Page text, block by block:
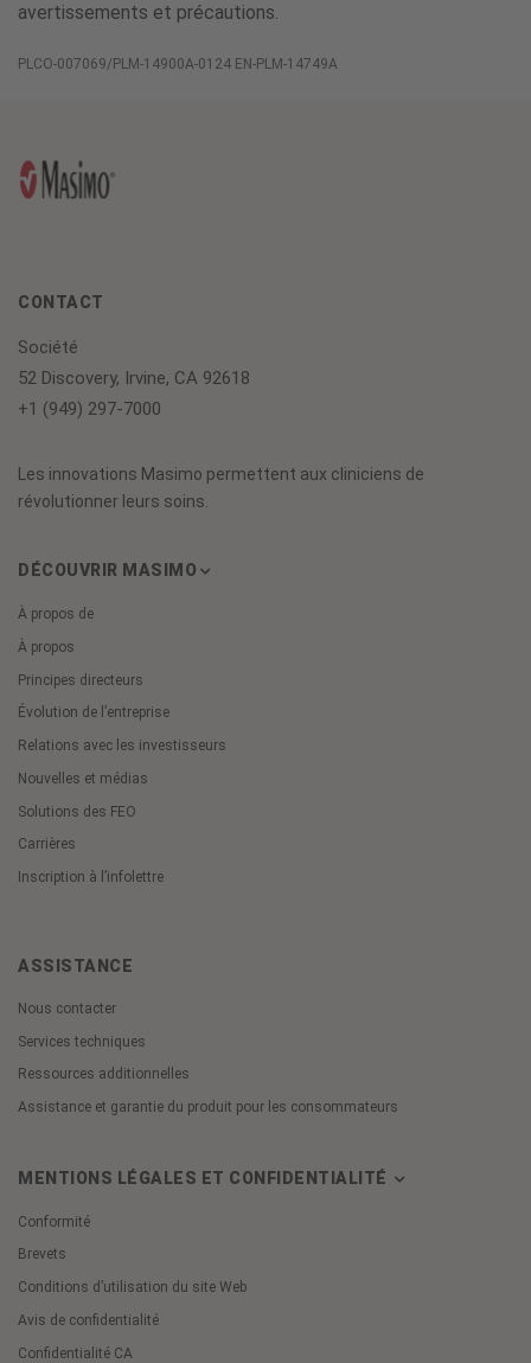
avertissements et précautions.
PLCO-007069/PLM-14900A-0124 EN-PLM-14749A
CONTACT
Société
52 Discovery, Irvine, CA 92618
+1 (949) 297-7000
Les innovations Masimo permettent aux cliniciens de
révolutionner leurs soins.
DÉCOUVRIR MASIMO
À propos de
À propos
Principes directeurs
Évolution de l’entreprise
Relations avec les investisseurs
Nouvelles et médias
Solutions des FEO
Carrières
Inscription à l’infolettre
ASSISTANCE
Nous contacter
Services techniques
Ressources additionnelles
Assistance et garantie du produit pour les consommateurs
MENTIONS LÉGALES ET CONFIDENTIALITÉ
Conformité
Brevets
Conditions d’utilisation du site Web
Avis de confidentialité
Confidentialité CA